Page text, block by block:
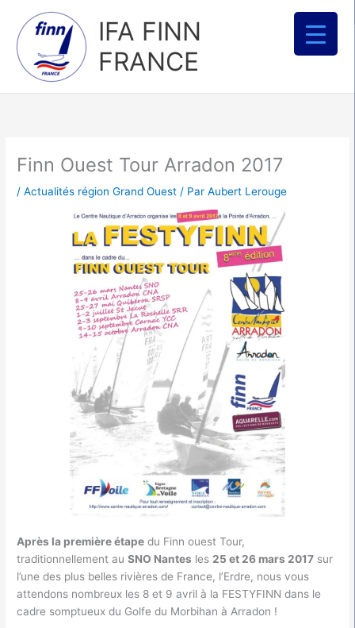
contenu
IFA FINN
FRANCE
Finn Ouest Tour Arradon 2017
/Actualités région Grand Ouest / ParAubert Lerouge
Après la première étape du Finn ouest Tour,
traditionnellement auSNO Nantes les25 et 26 mars 2017 sur
l’une des plus belles rivières de France, l’Erdre, nous vous
attendons nombreux les 8 et 9 avril à la FESTYFINN dans le
cadre somptueux du Golfe du Morbihan à Arradon !